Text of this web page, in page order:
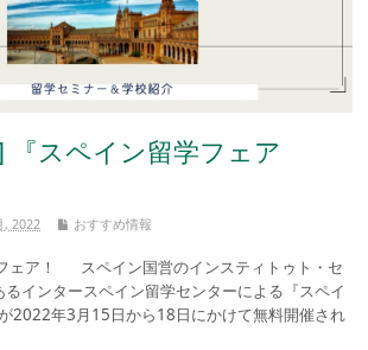
『スペイン留学フェア
, 2022 おすすめ情報
ェア！ スペイン国営のインスティトゥト・セ
インタースペイン留学センターによる『スペイ
2022年3月15日から18日にかけて無料開催され